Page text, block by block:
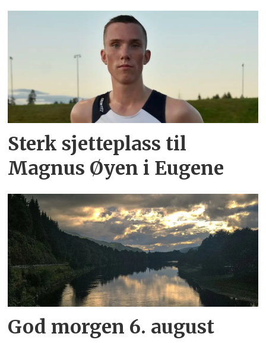
Sterk sjetteplass til
Magnus Øyen i Eugene
God morgen 6. august